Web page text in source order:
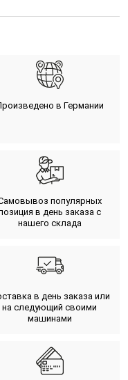
в Германии
популярных
в день заказа с
нашего склада
в день заказа или
на следующий своими
машинами